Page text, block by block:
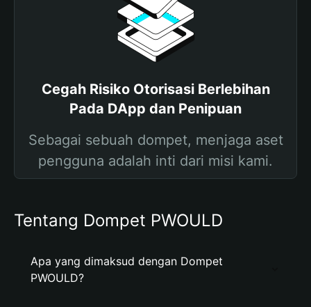
Cegah Risiko Otorisasi Berlebihan
Pada DApp dan Penipuan
Sebagai sebuah dompet, menjaga aset
pengguna adalah inti dari misi kami.
Tentang Dompet PWOULD
Apa yang dimaksud dengan Dompet
PWOULD?